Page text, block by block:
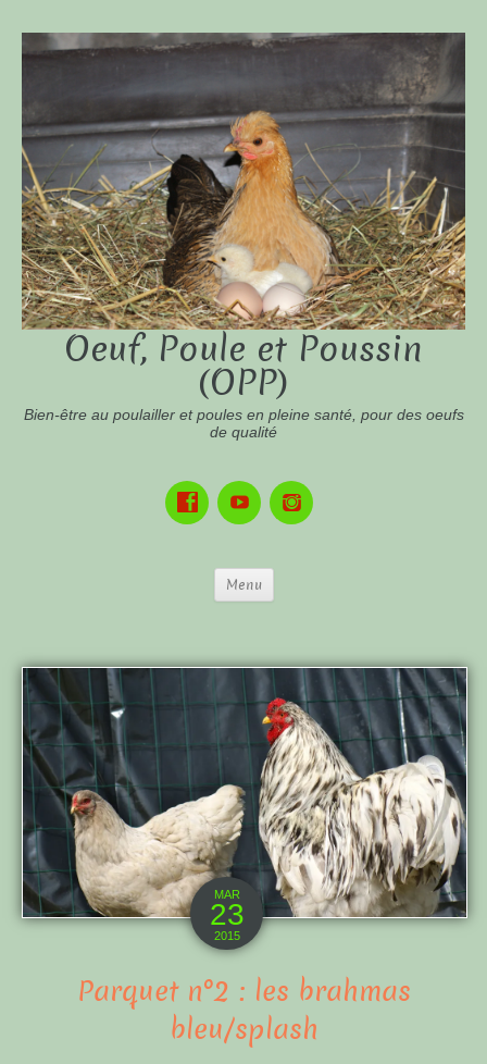
Oeuf, Poule et Poussin
(OPP)
Bien-être au poulailler et poules en pleine santé, pour des oeufs
de qualité
Menu
MAR
23
2015
Parquet n°2 : les brahmas
bleu/splash